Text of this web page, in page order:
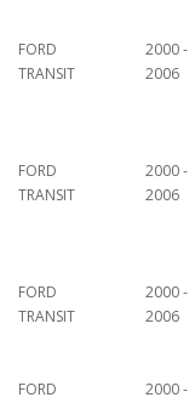
FORD
TRANSIT
2000 -
2006
FORD
TRANSIT
2000 -
2006
FORD
TRANSIT
2000 -
2006
FORD
2000 -